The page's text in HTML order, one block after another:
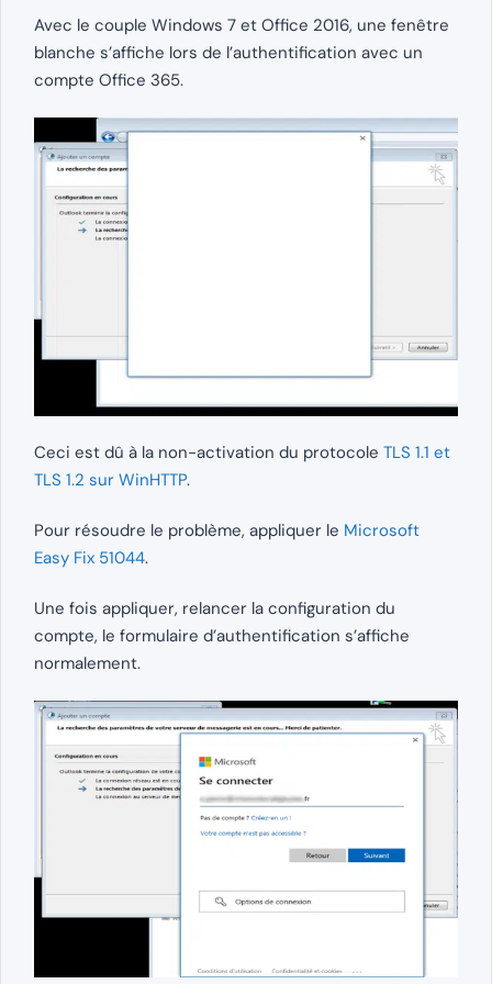
Avec le couple Windows 7 et Office 2016, une fenêtre
blanche s’affiche lors de l’authentification avec un
compte Office 365.
Ceci est dû à la non-activation du protocole TLS 1.1 et
TLS 1.2 sur WinHTTP.
Pour résoudre le problème, appliquer le Microsoft
Easy Fix 51044.
Une fois appliquer, relancer la configuration du
compte, le formulaire d’authentification s’affiche
normalement.